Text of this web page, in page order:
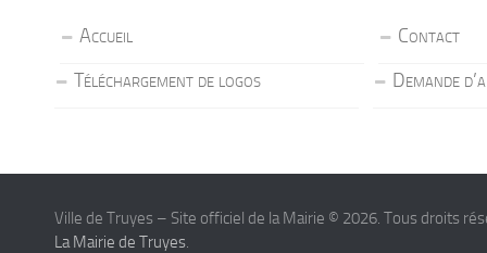
Accueil
Contact
Téléchargement de logos
Demande
Ville de Truyes – Site officiel de la Mairie © 2026. Tous droits
La Mairie de Truyes.